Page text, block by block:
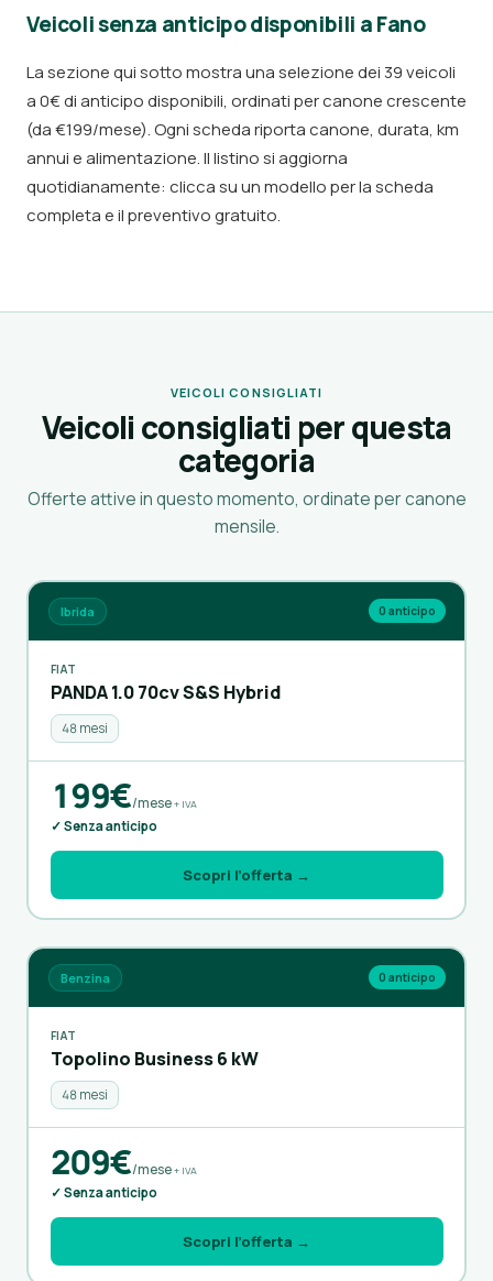
Veicoli senza anticipo disponibili a Fano
La sezione qui sotto mostra una selezione dei 39 veicoli
a 0€ di anticipo disponibili, ordinati per canone crescente
(da €199/mese). Ogni scheda riporta canone, durata, km
annui e alimentazione. Il listino si aggiorna
quotidianamente: clicca su un modello per la scheda
completa e il preventivo gratuito.
VEICOLI CONSIGLIATI
Veicoli consigliati per questa
categoria
Offerte attive in questo momento, ordinate per canone
mensile.
Ibrida 0 anticipo
FIAT
PANDA 1.0 70cv S&S Hybrid
48 mesi
199€/mese+ IVA
✓ Senza anticipo
Scopri l’offerta →
Benzina 0 anticipo
FIAT
Topolino Business 6 kW
48 mesi
209€/mese+ IVA
✓ Senza anticipo
Scopri l’offerta →